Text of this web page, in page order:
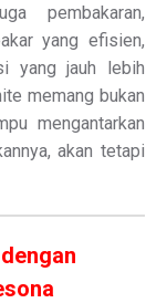
pembakaran,
yang efisien,
yang jauh lebih
memang bukan
mengantarkan
akan tetapi